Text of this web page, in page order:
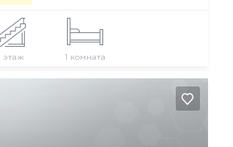
1 этаж 1 комната